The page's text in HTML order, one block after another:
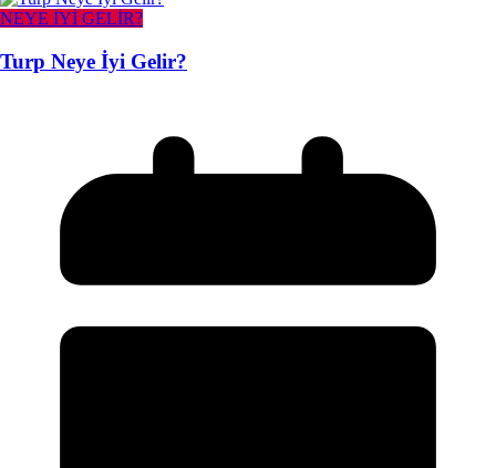
NEYE İYİ GELİR?
Turp Neye İyi Gelir?